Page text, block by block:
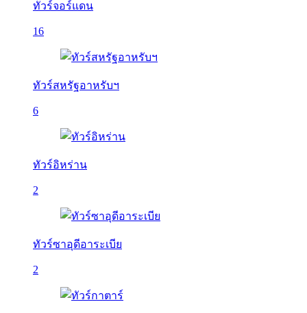
ทัวร์จอร์แดน
16
ทัวร์สหรัฐอาหรับฯ
6
ทัวร์อิหร่าน
2
ทัวร์ซาอุดีอาระเบีย
2